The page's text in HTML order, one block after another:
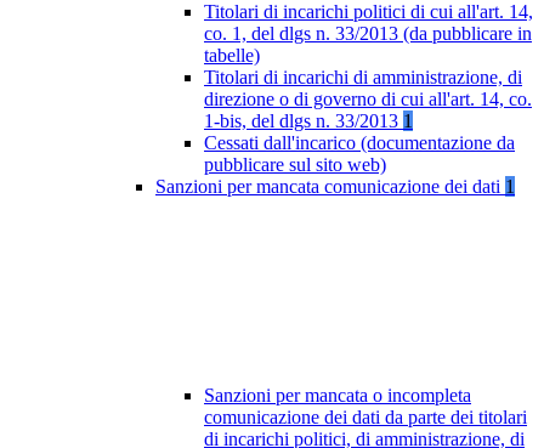
Titolari di incarichi politici di cui all'art. 14,
co. 1, del dlgs n. 33/2013 (da pubblicare in
tabelle)
Titolari di incarichi di amministrazione, di
direzione o di governo di cui all'art. 14, co.
1-bis, del dlgs n. 33/2013 1
Cessati dall'incarico (documentazione da
pubblicare sul sito web)
Sanzioni per mancata comunicazione dei dati 1
Sanzioni per mancata o incompleta
comunicazione dei dati da parte dei titolari
di incarichi politici, di amministrazione, di